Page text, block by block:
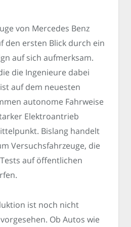
von Mercedes Benz
den ersten Blick durch ein
auf sich aufmerksam.
die Ingenieure dabei
auf dem neuesten
autonome Fahrweise
Elektroantrieb
Bislang handelt
Versuchsfahrzeuge, die
auf öffentlichen
ist noch nicht
Ob Autos wie